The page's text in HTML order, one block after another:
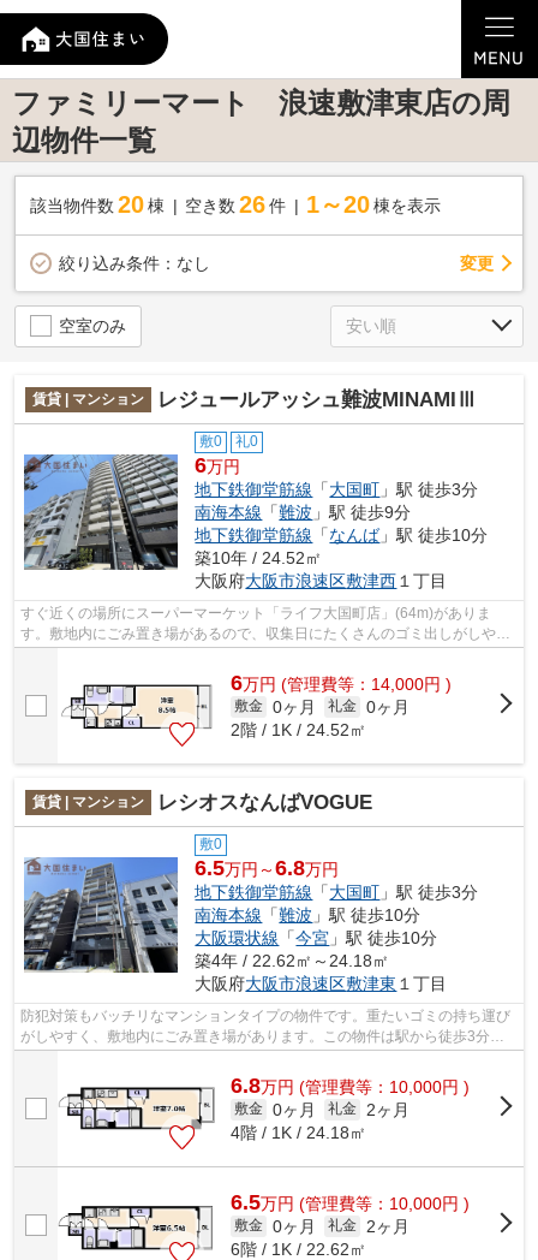
ファミリーマート 浪速敷津東店の周
辺物件一覧
該当物件数 20棟 空き数 26 件 1～20 棟を表示
絞り込み条件： なし 変更
空室のみ
賃貸 | マンション レジュールアッシュ難波MINAMIⅢ
敷0 礼0
6万円
地下鉄御堂筋線 「大国町 」駅 徒歩3分
南海本線 「難波 」駅 徒歩9分
地下鉄御堂筋線 「なんば」駅 徒歩10分
築10年 / 24.52㎡
大阪府大阪市浪速区敷津西１丁目
すぐ近くの場所にスーパーマーケット「ライフ大国町店」(64m)がありま
す。敷地内にごみ置き場があるので、収集日にたくさんのゴミ出しがしやす
6万円 (管理費等：14,000円 )
敷金 0ヶ月 礼金 0ヶ月
2階 / 1K / 24.52㎡
賃貸 | マンション レシオスなんばVOGUE
敷0
6.5万円～6.8万円
地下鉄御堂筋線 「大国町 」駅 徒歩3分
南海本線 「難波 」駅 徒歩10分
大阪環状線 「今宮 」駅 徒歩10分
築4年 / 22.62㎡～24.18㎡
大阪府大阪市浪速区敷津東 １丁目
防犯対策もバッチリなマンションタイプの物件です。重たいゴミの持ち運び
がしやすく、敷地内にごみ置き場があります。この物件は駅から徒歩3分の
6.8万円 (管理費等：10,000円 )
敷金 0ヶ月 礼金
2ヶ月
4階 / 1K / 24.18㎡
6.5万円 (管理費等：10,000円 )
敷金 0ヶ月 礼金
2ヶ月
6階 / 1K / 22.62㎡